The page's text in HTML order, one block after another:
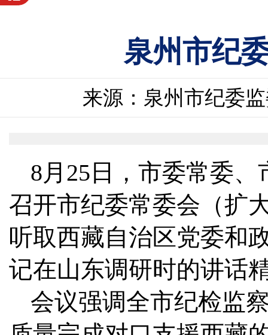
泉州市纪
来源：泉州市纪委
8月25日，市委常委
召开市纪委常委会（扩
听取西藏自治区党委和
记在山东调研时的讲话
会议强调全市纪检监